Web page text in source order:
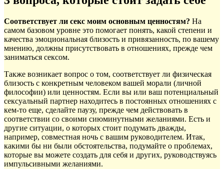
Соответствует ли секс моим основным ценностям? На
самом базовом уровне это помогает понять, какой степени и
качества эмоциональная близость и привязанность, по вашему
мнению, должны присутствовать в отношениях, прежде чем
заниматься сексом.
Также возникает вопрос о том, соответствует ли физическая
близость с конкретным человеком вашей морали (личной
философии) или ценностям. Если вы или ваш потенциальный
сексуальный партнер находитесь в постоянных отношениях с
кем-то еще, сделайте паузу, прежде чем действовать в
соответствии со своими сиюминутными желаниями. Есть и
другие ситуации, о которых стоит подумать дважды,
например, совместная ночь с вашим руководителем. Итак,
какими бы ни были обстоятельства, подумайте о проблемах,
которые вы можете создать для себя и других, руководствуясь
импульсивными желаниями.